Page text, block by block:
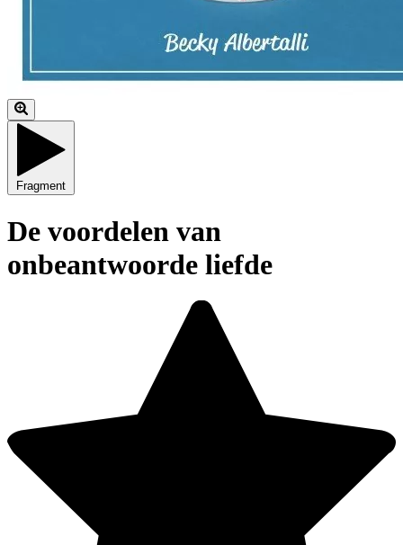
Fragment
De voordelen van
onbeantwoorde liefde